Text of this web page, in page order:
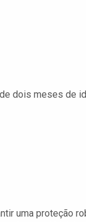
dois meses de
uma proteção